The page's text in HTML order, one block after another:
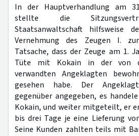
In der Hauptverhandlung am
stellte die
Staatsanwaltschaft hilfsweise
Vernehmung des Zeugen I.
Tatsache, dass der Zeuge am 1.
Tüte mit Kokain in der von
verwandten Angeklagten
gesehen habe. Der
gegenüber angegeben, es
Kokain, und weiter mitgeteilt, er
bis drei Tage je eine Lieferung
Seine Kunden zahlten teils mit